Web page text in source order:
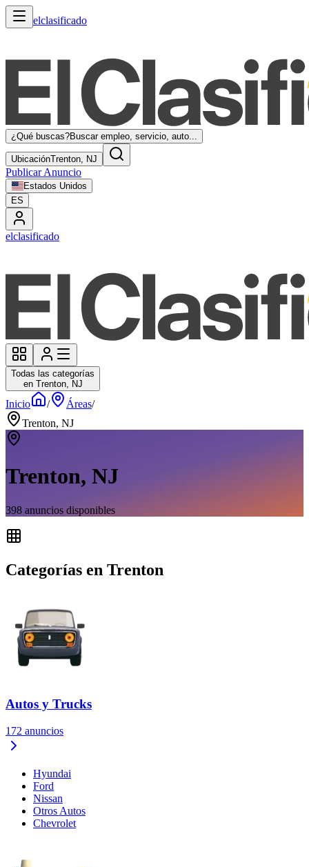
elclasificado
¿Qué buscas?Buscar empleo, servicio, auto...
UbicaciónTrenton, NJ
Publicar Anuncio
Estados Unidos
ES
elclasificado
Todas las categorías
en Trenton, NJ
Inicio / Áreas/
Trenton, NJ
Trenton, NJ
398 anuncios disponibles
Categorías en Trenton
Autos y Trucks
172 anuncios
Hyundai
Ford
Nissan
Otros Autos
Chevrolet